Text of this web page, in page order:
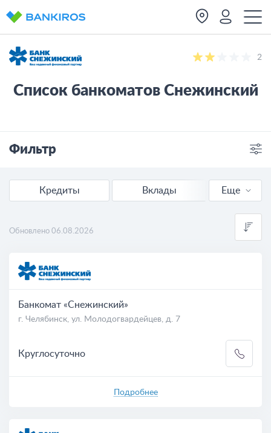
2
Список банкоматов Снежинский
Фильтр
Отделения Банкоматы
На карте
Кредиты
Вклады
Еще
Обновлено 06.08.2026
Банкомат «Снежинский»
г. Челябинск, ул. Молодогвардейцев, д. 7
Круглосуточно
Подробнее